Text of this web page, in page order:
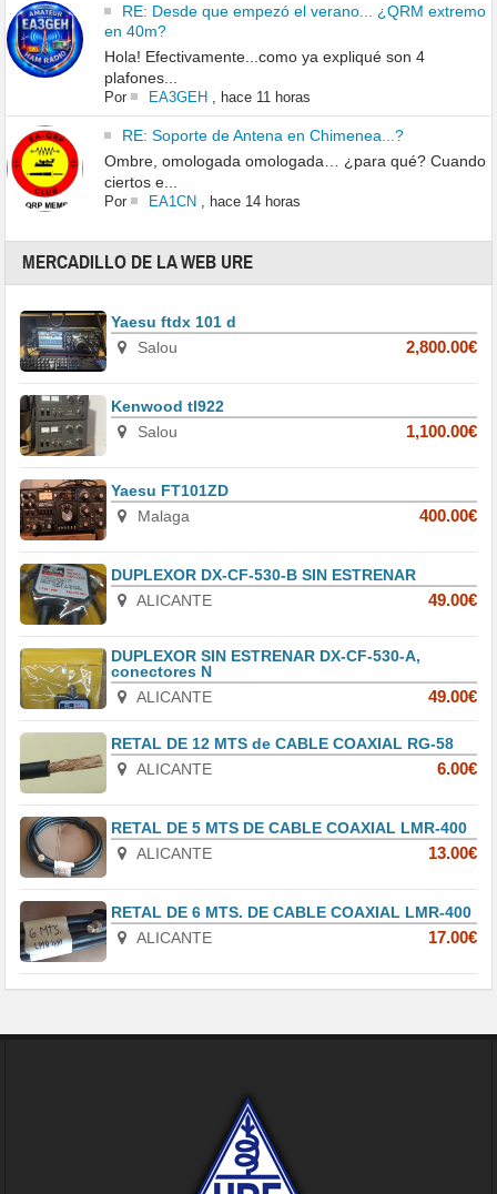
RE: Desde que empezó el verano... ¿QRM extremo
en 40m?
Hola! Efectivamente...como ya expliqué son 4
plafones...
Por EA3GEH hace 11 horas
RE: Soporte de Antena en Chimenea...?
Ombre, omologada omologada… ¿para qué? Cuando
ciertos e...
Por EA1CN hace 14 horas
MERCADILLO DE LA WEB URE
Yaesu ftdx 101 d
Salou
2,800.00€
Kenwood tl922
Salou
1,100.00€
Yaesu FT101ZD
Malaga
400.00€
DUPLEXOR DX-CF-530-B SIN ESTRENAR
ALICANTE
49.00€
DUPLEXOR SIN ESTRENAR DX-CF-530-A,
conectores N
ALICANTE
49.00€
RETAL DE 12 MTS de CABLE COAXIAL RG-58
ALICANTE
6.00€
RETAL DE 5 MTS DE CABLE COAXIAL LMR-400
ALICANTE
13.00€
RETAL DE 6 MTS. DE CABLE COAXIAL LMR-400
ALICANTE
17.00€